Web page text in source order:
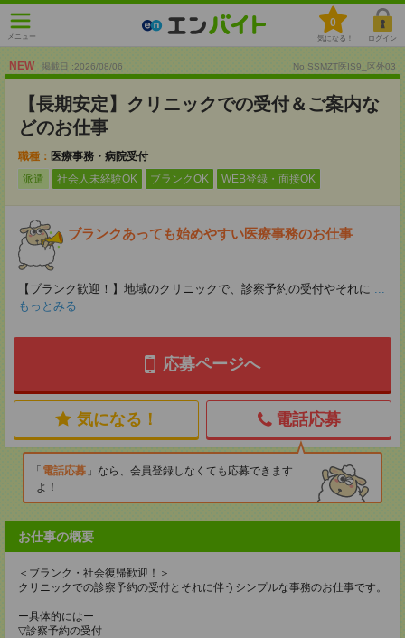
メニュー
0
気になる！ ログイン
NEW 掲載日 :2026/08/06 No.SSMZT医IS9_区外03
【長期安定】クリニックでの受付＆ご案内な
どのお仕事
職種： 医療事務・病院受付
派遣
社会人未経験OK ブランクOK WEB登録・面接OK
ブランクあっても始めやすい医療事務のお仕事
【ブランク歓迎！】地域のクリニックで、診察予約の受付やそれに ...
もっとみる
応募ページへ
気になる！ 電話応募
電話応募
なら、会員登録しなくても応募できます
よ！
お仕事の概要
＜ブランク・社会復帰歓迎！＞
クリニックでの診察予約の受付とそれに伴うシンプルな事務のお仕事です。
ー具体的にはー
▽診察予約の受付